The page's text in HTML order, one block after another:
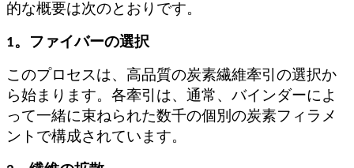
的な概要は次のとおりです。
1。ファイバーの選択
このプロセスは、高品質の炭素繊維牽引の選択か
ら始まります。各牽引は、通常、バインダーによ
って一緒に束ねられた数千の個別の炭素フィラメ
ントで構成されています。